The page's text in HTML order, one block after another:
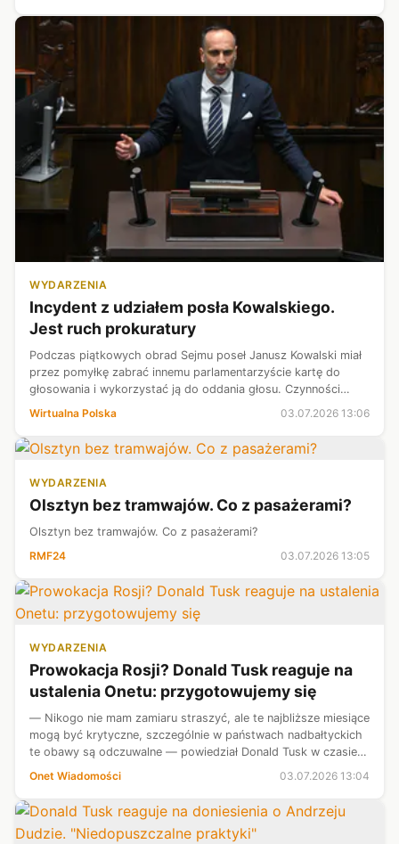
WYDARZENIA
Incydent z udziałem posła Kowalskiego.
Jest ruch prokuratury
Podczas piątkowych obrad Sejmu poseł Janusz Kowalski miał
przez pomyłkę zabrać innemu parlamentarzyście kartę do
głosowania i wykorzystać ją do oddania głosu. Czynności
Wirtualna Polska 03.07.2026 13:06
WYDARZENIA
Olsztyn bez tramwajów. Co z pasażerami?
Olsztyn bez tramwajów. Co z pasażerami?
RMF24
03.07.2026 13:05
WYDARZENIA
Prowokacja Rosji? Donald Tusk reaguje na
ustalenia Onetu: przygotowujemy się
— Nikogo nie mam zamiaru straszyć, ale te najbliższe miesiące
mogą być krytyczne, szczególnie w państwach nadbałtyckich
te obawy są odczuwalne — powiedział Donald Tusk w czasie
konferencji prasowej.
Onet Wiadomości 03.07.2026 13:04